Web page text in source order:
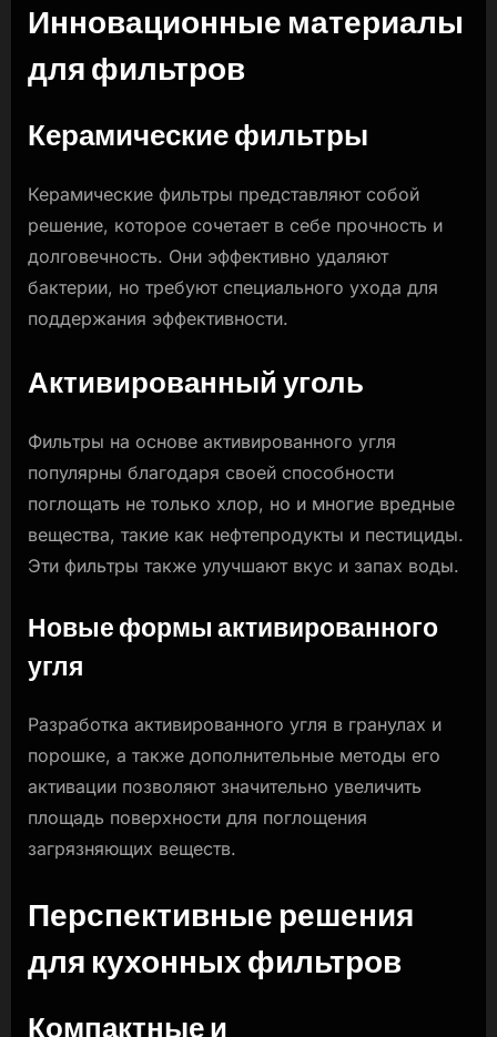
Инновационные материалы
для фильтров
Керамические фильтры
Керамические фильтры представляют собой
решение, которое сочетает в себе прочность и
долговечность. Они эффективно удаляют
бактерии, но требуют специального ухода для
поддержания эффективности.
Активированный уголь
Фильтры на основе активированного угля
популярны благодаря своей способности
поглощать не только хлор, но и многие вредные
вещества, такие как нефтепродукты и пестициды.
Эти фильтры также улучшают вкус и запах воды.
Новые формы активированного
угля
Разработка активированного угля в гранулах и
порошке, а также дополнительные методы его
активации позволяют значительно увеличить
площадь поверхности для поглощения
загрязняющих веществ.
Перспективные решения
для кухонных фильтров
Компактные и